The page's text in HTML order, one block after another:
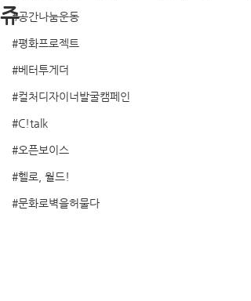
#공간나눔운동
#평화프로젝트
#베터투게더
#컬처디자이너발굴캠페인
#C!talk
#오픈보이스
#헬로, 월드!
#문화로벽을허물다
쥬